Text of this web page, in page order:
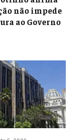
não impede
ao Governo